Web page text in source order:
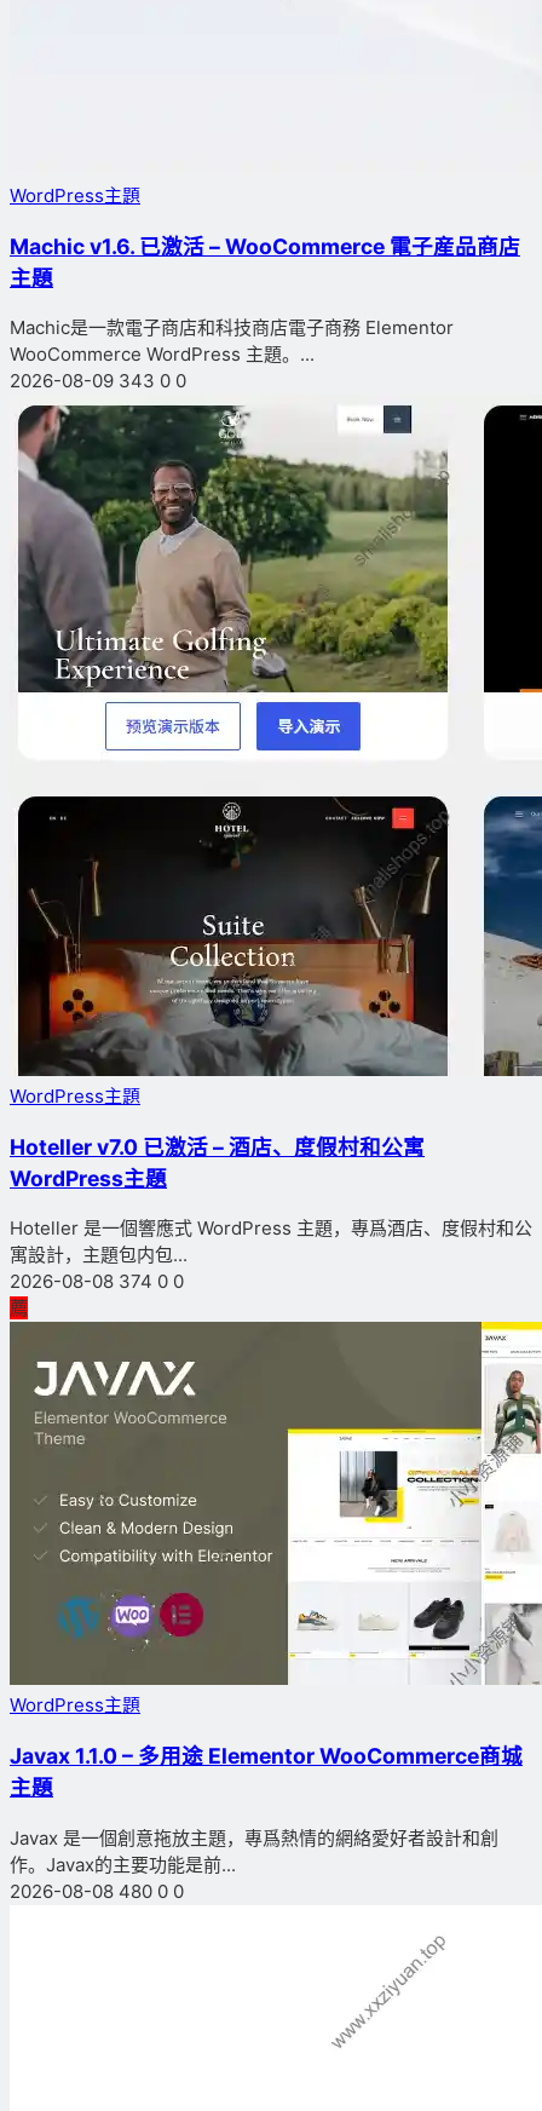
WordPress主題
Machic v1.6. 已激活 – WooCommerce 電子産品商店
主題
Machic是一款電子商店和科技商店電子商務 Elementor
WooCommerce WordPress 主題。...
2026-08-09 343 0 0
WordPress主題
Hoteller v7.0 已激活 – 酒店、度假村和公寓
WordPress主題
Hoteller 是一個響應式 WordPress 主題，專爲酒店、度假村和公
寓設計，主題包内包...
2026-08-08 374 0 0
薦
WordPress主題
Javax 1.1.0 – 多用途 Elementor WooCommerce商城
主題
Javax 是一個創意拖放主題，專爲熱情的網絡愛好者設計和創
作。Javax的主要功能是前...
2026-08-08 480 0 0